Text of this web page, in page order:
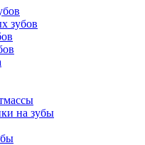
зубов
на зубы